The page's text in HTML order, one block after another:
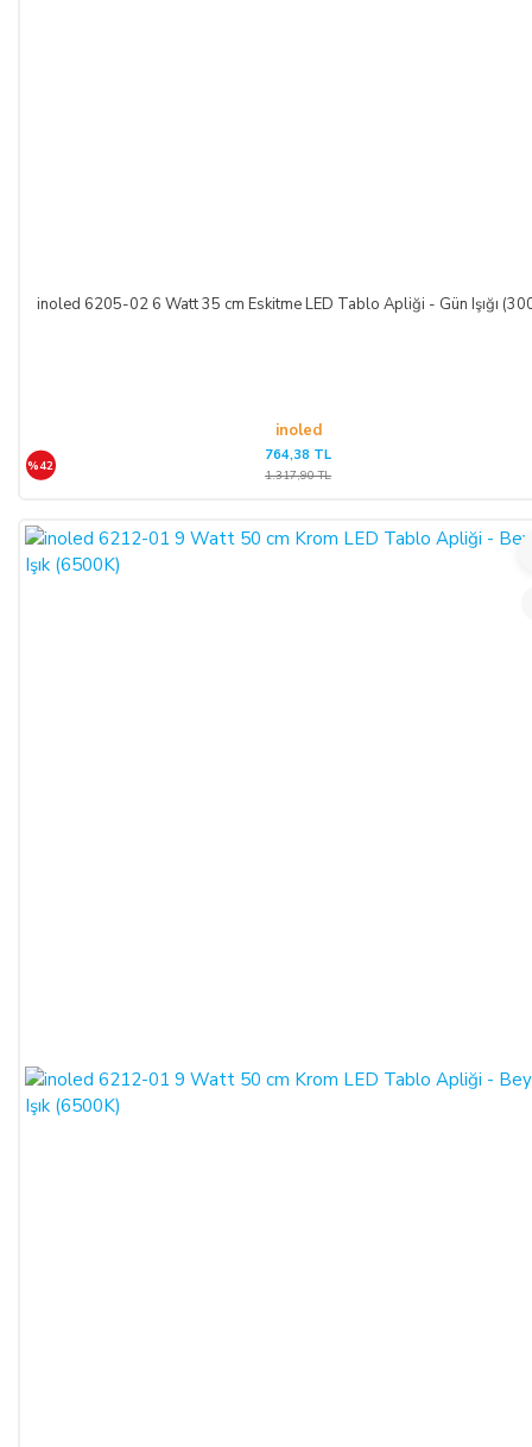
inoled 6205-02 6 Watt 35 cm Eskitme LED Tablo Apliği - Gün Işığı
inoled
%42
764,38 TL
1.317,90 TL